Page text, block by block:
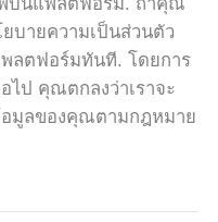
บายความเป็นส่วนตัว
ลตฟอร์มทันที. โดยการ
ไป คุณตกลงว่าเราจะ
อมูลของคุณตามกฎหมาย